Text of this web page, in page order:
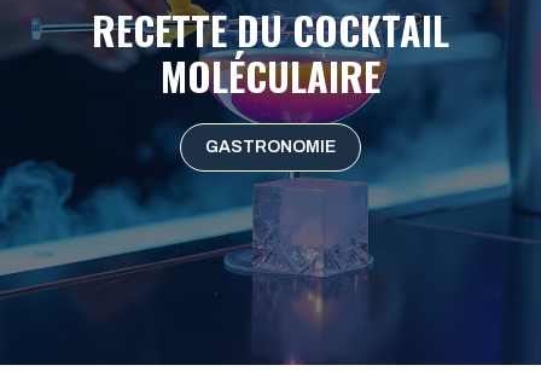
RECETTE DU COCKTAIL
MOLÉCULAIRE
GASTRONOMIE